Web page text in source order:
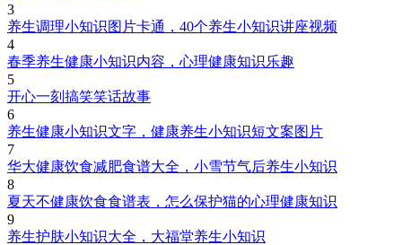
3
养生调理小知识图片卡通，40个养生小知识讲座视频
4
春季养生健康小知识内容，心理健康知识乐趣
5
开心一刻搞笑笑话故事
6
养生健康小知识文字，健康养生小知识短文案图片
7
华大健康饮食减肥食谱大全，小雪节气后养生小知识
8
夏天不健康饮食食谱表，怎么保护猫的心理健康知识
9
养生护肤小知识大全，大福堂养生小知识